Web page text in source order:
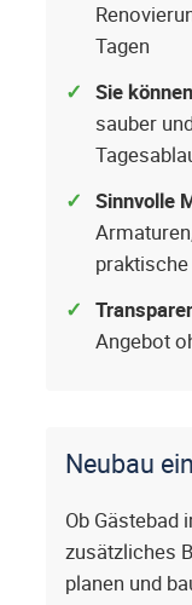
Tagen
Sie
sauber
Sinnvolle
Angebot
Neubau
Ob Gästebad
zusätzliches
planen und